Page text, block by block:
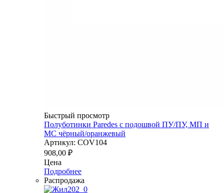
Быстрый просмотр
Полуботинки Paredes с подошвой ПУ/ПУ, МП и
МС чёрный/оранжевый
Артикул: COV104
908,00 ₽
Цена
Подробнее
Распродажа